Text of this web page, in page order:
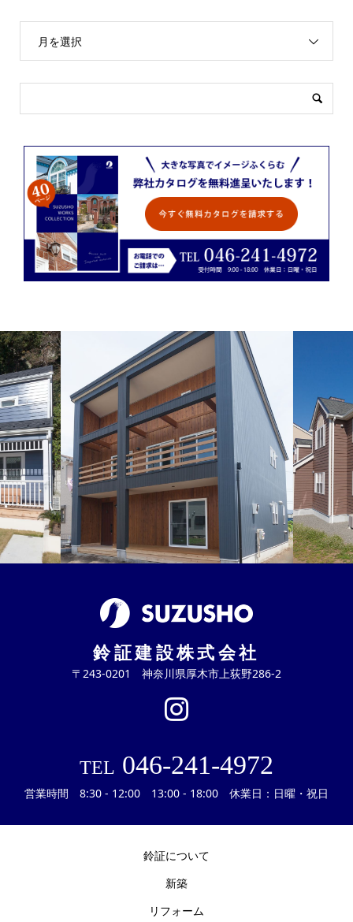
月を選択
鈴証建設株式会社
〒243-0201 神奈川県厚木市上荻野286-2
TEL 046-241-4972
営業時間 8:30 - 12:00 13:00 - 18:00 休業日：日曜・祝日
鈴証について
新築
リフォーム